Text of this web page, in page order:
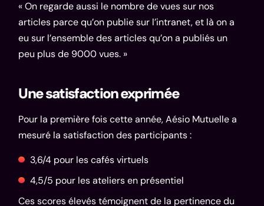
« On regarde aussi le nombre de vues sur nos
articles parce qu’on publie sur l’intranet, et là on a
eu sur l’ensemble des articles qu’on a publiés un
peu plus de 9000 vues. »
Une satisfaction exprimée
Pour la première fois cette année, Aésio Mutuelle a
mesuré la satisfaction des participants :
3,6/4 pour les cafés virtuels
4,5/5 pour les ateliers en présentiel
Ces scores élevés témoignent de la pertinence du